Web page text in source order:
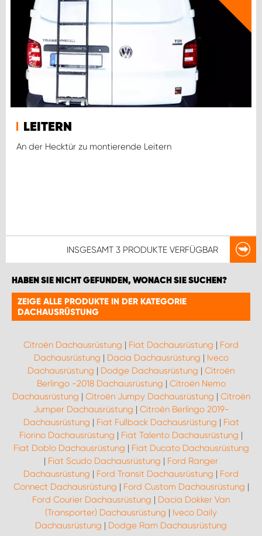
LEITERN
An der Hecktür zu montierende Leitern
INSGESAMT 3 PRODUKTE VERFÜGBAR
HABEN SIE NICHT GEFUNDEN, WONACH SIE SUCHEN?
ZEIGE ALLE PRODUKTE IN DER KATEGORIE
DACHAUSRÜSTUNG
Citroën Dachausrüstung | Fiat Dachausrüstung | Ford
Dachausrüstung | Dacia Dachausrüstung | Iveco
Dachausrüstung | Dodge Dachausrüstung | Citroën
Berlingo -2018 Dachausrüstung | Citroën Nemo
Dachausrüstung | Citroën Jumpy Dachausrüstung | Citroën
Jumper Dachausrüstung | Citroën Berlingo 2019-
Dachausrüstung | Fiat Fullback Dachausrüstung | Fiat
Fiorino Dachausrüstung | Fiat Talento Dachausrüstung |
Fiat Doblo Dachausrüstung | Fiat Ducato Dachausrüstung
| Fiat Scudo Dachausrüstung | Ford Ranger
Dachausrüstung | Ford Transit Dachausrüstung | Ford
Connect Dachausrüstung | Ford Custom Dachausrüstung |
Ford Courier Dachausrüstung | Dacia Dokker Van
(Transporter) Dachausrüstung | Iveco Daily
Dachausrüstung | Dodge Ram Dachausrüstung